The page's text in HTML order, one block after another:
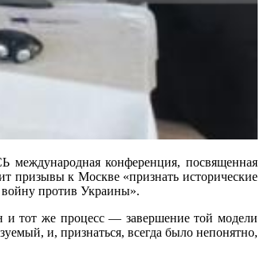
конференция, посвященная
призывы к Москве «признать исторические
войну против Украины».
и тот же процесс — завершение той модели
и, признаться, всегда было непонятно,